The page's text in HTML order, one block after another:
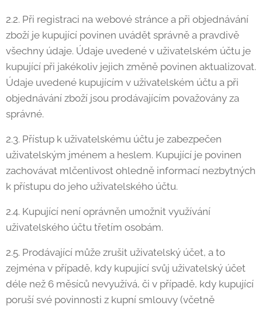
2.2. Při registraci na webové stránce a při objednávání
zboží je kupující povinen uvádět správně a pravdivě
všechny údaje. Údaje uvedené v uživatelském účtu je
kupující při jakékoliv jejich změně povinen aktualizovat.
Údaje uvedené kupujícím v uživatelském účtu a při
objednávání zboží jsou prodávajícím považovány za
správné.
2.3. Přístup k uživatelskému účtu je zabezpečen
uživatelským jménem a heslem. Kupující je povinen
zachovávat mlčenlivost ohledně informací nezbytných
k přístupu do jeho uživatelského účtu.
2.4. Kupující není oprávněn umožnit využívání
uživatelského účtu třetím osobám.
2.5. Prodávající může zrušit uživatelský účet, a to
zejména v případě, kdy kupující svůj uživatelský účet
déle než 6 měsíců nevyužívá, či v případě, kdy kupující
poruší své povinnosti z kupní smlouvy (včetně